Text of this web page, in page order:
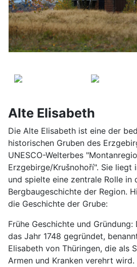
Alte Elisabeth
Die Alte Elisabeth ist eine der
historischen Gruben des
UNESCO-Welterbes
Erzgebirge/Krušnohoří". Sie liegt
und spielte eine zentrale Rolle in
Bergbaugeschichte der Region.
die Geschichte der Grube:
Frühe Geschichte und
das Jahr 1748 gegründet,
Elisabeth von Thüringen, die als
Armen und Kranken verehrt wird.